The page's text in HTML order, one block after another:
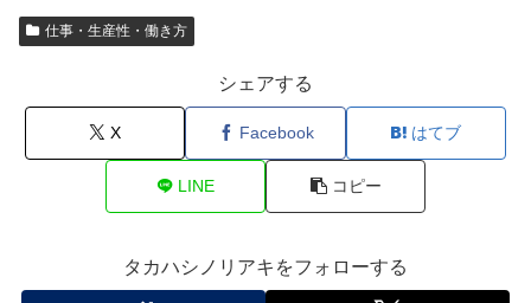
仕事・生産性・働き方
シェアする
X Facebook はてブ
LINE コピー
タカハシノリアキをフォローする